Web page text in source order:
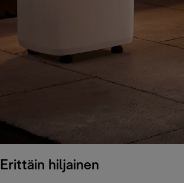
Erittäin hiljainen